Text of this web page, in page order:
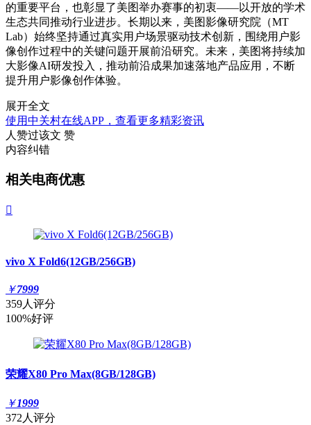
的重要平台，也彰显了美图举办赛事的初衷——以开放的学术
生态共同推动行业进步。长期以来，美图影像研究院（MT
Lab）始终坚持通过真实用户场景驱动技术创新，围绕用户影
像创作过程中的关键问题开展前沿研究。未来，美图将持续加
大影像AI研发投入，推动前沿成果加速落地产品应用，不断
提升用户影像创作体验。
展开全文
使用中关村在线APP，查看更多精彩资讯
人赞过该文 赞
内容纠错
相关电商优惠

vivo X Fold6(12GB/256GB)
￥7999
359人评分
100%好评
荣耀X80 Pro Max(8GB/128GB)
￥1999
372人评分